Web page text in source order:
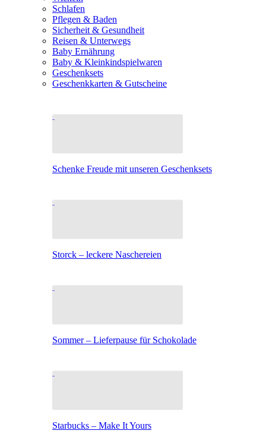
Schlafen
Pflegen & Baden
Sicherheit & Gesundheit
Reisen & Unterwegs
Baby Ernährung
Baby & Kleinkindspielwaren
Geschenksets
Geschenkkarten & Gutscheine
Schenke Freude mit unseren Geschenksets
Storck – leckere Naschereien
Sommer – Lieferpause für Schokolade
Starbucks – Make It Yours